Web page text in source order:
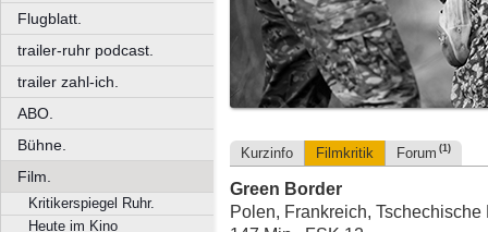
Flugblatt.
trailer-ruhr podcast.
trailer zahl-ich.
ABO.
Bühne.
Film.
Kritikerspiegel Ruhr.
Heute im Kino
Kurzinfo Filmkritik Forum (1)
Green Border
Polen, Frankreich,